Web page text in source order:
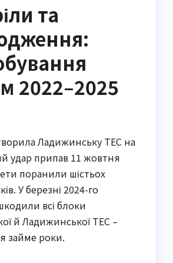
та
2022–2025
Ладижинську ТЕС на
удар припав 11 жовтня
поранили шістьох
У березні 2024-го
всі блоки
й Ладижинської ТЕС –
займе роки.